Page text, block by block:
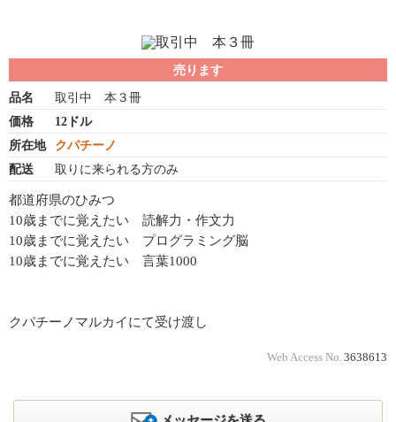
売ります
品名
取引中 本３冊
価格
12ドル
所在地
クパチーノ
配送
取りに来られる方のみ
都道府県のひみつ
10歳までに覚えたい 読解力・作文力
10歳までに覚えたい プログラミング脳
10歳までに覚えたい 言葉1000
クパチーノマルカイにて受け渡し
Web Access No. 3638613